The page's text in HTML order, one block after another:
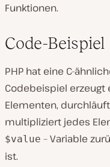
Funktionen.
Code-Beispiel
PHP hat eine C-
Codebeispiel
Elementen,
multipliziert jedes
$value – Variable
ist.